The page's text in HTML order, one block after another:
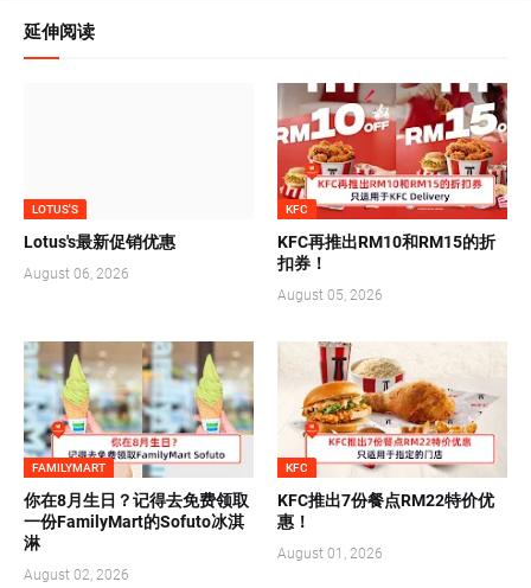
延伸阅读
LOTUS'S
Lotus's最新促销优惠
August 06, 2026
KFC
KFC再推出RM10和RM15的折
扣券！
August 05, 2026
FAMILYMART
你在8月生日？记得去免费领取
一份FamilyMart的Sofuto冰淇
淋
August 02, 2026
KFC
KFC推出7份餐点RM22特价优
惠！
August 01, 2026